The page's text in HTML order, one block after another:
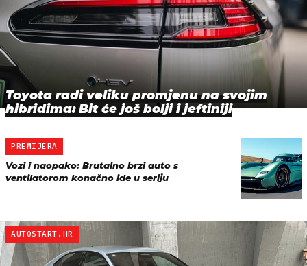
Toyota radi veliku promjenu na svojim
hibridima: Bit će još bolji i jeftiniji
PREMIJERA
Vozi i naopako: Brutalno brzi auto s
ventilatorom konačno ide u seriju
AUTOSTART.HR